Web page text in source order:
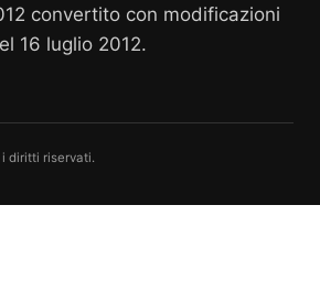
convertito con modificazioni
16 luglio 2012.
diritti riservati.